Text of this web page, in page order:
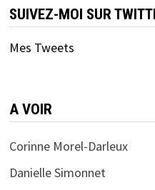
SUIVEZ-MOI SUR
Mes Tweets
A VOIR
Corinne Morel-Darleux
Danielle Simonnet